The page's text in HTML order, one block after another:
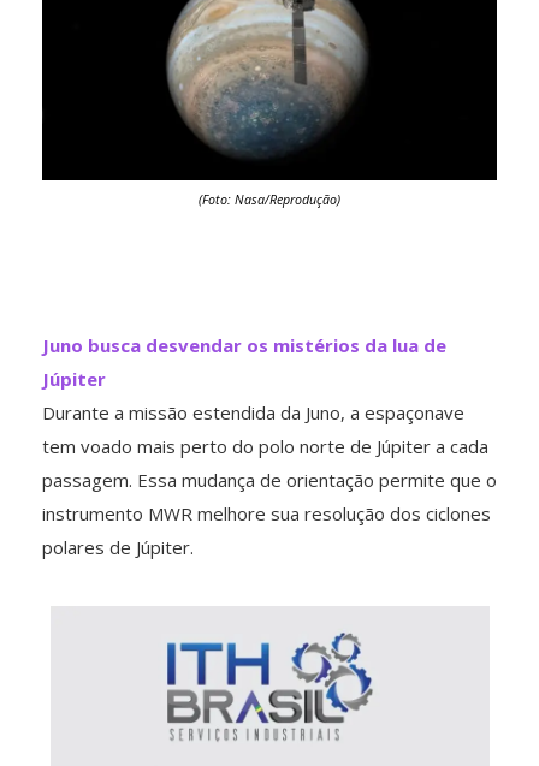
(Foto: Nasa/Reprodução)
Juno busca desvendar os mistérios da lua de
Júpiter
Durante a missão estendida da Juno, a espaçonave
tem voado mais perto do polo norte de Júpiter a cada
passagem. Essa mudança de orientação permite que o
instrumento MWR melhore sua resolução dos ciclones
polares de Júpiter.